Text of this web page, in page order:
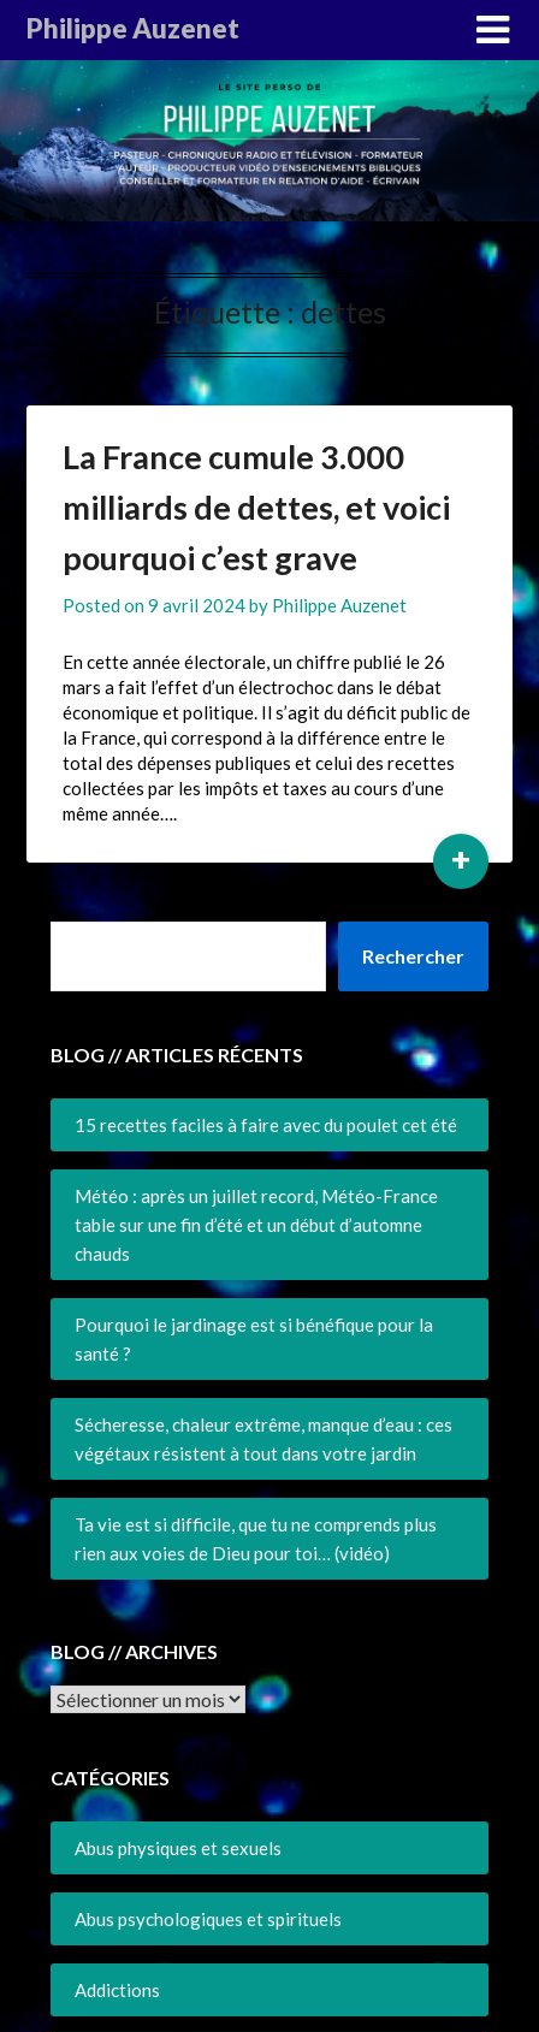
Philippe Auzenet
Étiquette :dettes
La France cumule 3.000
milliards de dettes, et voici
pourquoi c’est grave
Posted on9 avril 2024by Philippe Auzenet
En cette année électorale, un chiffre publié le 26
mars a fait l’effet d’un électrochoc dans le débat
économique et politique. Il s’agit du déficit public de
la France, qui correspond à la différence entre le
total des dépenses publiques et celui des recettes
collectées par les impôts et taxes au cours d’une
même année….
+
Rechercher
BLOG // ARTICLES RÉCENTS
15 recettes faciles à faire avec du poulet cet été
Météo : après un juillet record, Météo-France
table sur une fin d’été et un début d’automne
chauds
Pourquoi le jardinage est si bénéfique pour la
santé ?
Sécheresse, chaleur extrême, manque d’eau : ces
végétaux résistent à tout dans votre jardin
Ta vie est si difficile, que tu ne comprends plus
rien aux voies de Dieu pour toi… (vidéo)
BLOG // ARCHIVES
Archives
CATÉGORIES
Abus physiques et sexuels
Abus psychologiques et spirituels
Addictions